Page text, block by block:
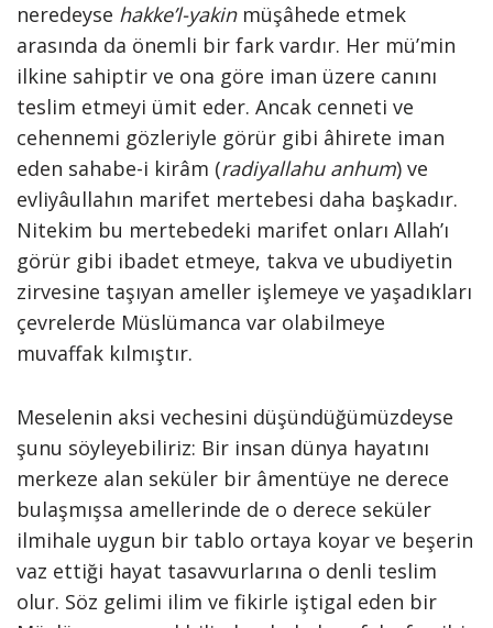
neredeyse hakke’l-yakinmüşâhede etmek
arasında da önemli bir fark vardır. Her mü’min
ilkine sahiptir ve ona göre iman üzere canını
teslim etmeyi ümit eder. Ancak cenneti ve
cehennemi gözleriyle görür gibi âhirete iman
eden sahabe-i kirâm (radiyallahu anhum) ve
evliyâullahın marifet mertebesi daha başkadır.
Nitekim bu mertebedeki marifet onları Allah’ı
görür gibi ibadet etmeye, takva ve ubudiyetin
zirvesine taşıyan ameller işlemeye ve yaşadıkları
çevrelerde Müslümanca var olabilmeye
muvaffak kılmıştır.
Meselenin aksi vechesini düşündüğümüzdeyse
şunu söyleyebiliriz: Bir insan dünya hayatını
merkeze alan seküler bir âmentüye ne derece
bulaşmışsa amellerinde de o derece seküler
ilmihale uygun bir tablo ortaya koyar ve beşerin
vaz ettiği hayat tasavvurlarına o denli teslim
olur. Söz gelimi ilim ve fikirle iştigal eden bir